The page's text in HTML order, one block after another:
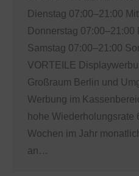
Dienstag 07:00–21:00
Donnerstag 07:00–21:00
Samstag 07:00–21:00
VORTEILE
Großraum Berlin und
Werbung im
hohe Wiederholungsrate
Wochen im Jahr
an…